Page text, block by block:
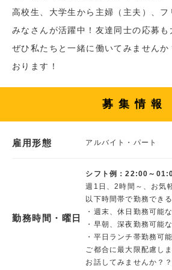
高校生、大学生から主婦（主夫）、
みなさんが活躍中！友達同士の応募も
ぜひ私たちと一緒に働いてみませんか
おります！
募集情報
雇用形態 アルバイト・パート
勤務時間・曜日
シフト例：22:00～
週1日、2時間～、お気
以下時間帯で勤務でき
・週末、休日勤務可能
・早朝、深夜勤務可能
・平日ランチ帯勤務可
ご都合に最大限配慮し
お話してみませんか？？